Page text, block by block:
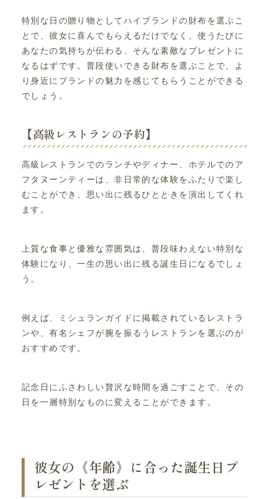
特別な日の贈り物としてハイブランドの財布を選ぶこ
とで、彼女に喜んでもらえるだけでなく、使うたびに
あなたの気持ちが伝わる、そんな素敵なプレゼントに
なるはずです。普段使いできる財布を選ぶことで、よ
り身近にブランドの魅力を感じてもらうことができる
でしょう。
【高級レストランの予約】
高級レストランでのランチやディナー、ホテルでのア
フタヌーンティーは、非日常的な体験をふたりで楽し
むことができ、思い出に残るひとときを演出してくれ
ます。
上質な食事と優雅な雰囲気は、普段味わえない特別な
体験になり、一生の思い出に残る誕生日になるでしょ
う。
例えば、ミシュランガイドに掲載されているレストラ
ンや、有名シェフが腕を振るうレストランを選ぶのが
おすすめです。
記念日にふさわしい贅沢な時間を過ごすことで、その
日を一層特別なものに変えることができます。
彼女の《年齢》に合った誕生日プ
レゼントを選ぶ